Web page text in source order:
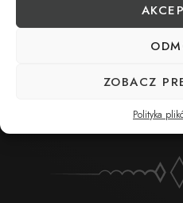
ZOBACZ
Polityka
POBIERZ